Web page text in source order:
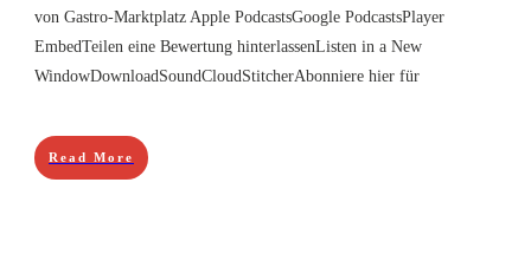
von Gastro-Marktplatz Apple PodcastsGoogle PodcastsPlayer
EmbedTeilen eine Bewertung hinterlassenListen in a New
WindowDownloadSoundCloudStitcherAbonniere hier für
Read More